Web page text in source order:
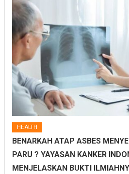
HEALTH
BENARKAH ATAP ASBES
PARU ? YAYASAN KANKER
MENJELASKAN BUKTI